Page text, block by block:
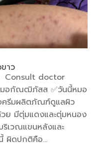
าว
Consult doctor
มอกัณฒิภัสส ✅วันนี้หมอ
ครีมผลิตภัณฑ์ดูแลผิว
วย มีตุ่มแดงและตุ่มหนอง
ริเวณแขนหลังและ
ผิดปกติคือ...